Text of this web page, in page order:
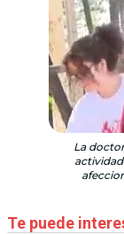
La
Te puede